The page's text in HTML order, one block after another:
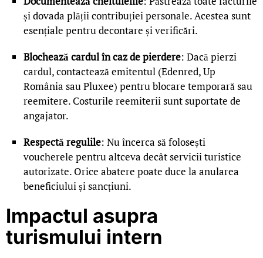
și dovada plății contribuției personale. Acestea sunt
esențiale pentru decontare și verificări.
Blochează cardul în caz de pierdere: Dacă pierzi
cardul, contactează emitentul (Edenred, Up
România sau Pluxee) pentru blocare temporară sau
reemitere. Costurile reemiterii sunt suportate de
angajator.
Respectă regulile: Nu încerca să folosești
voucherele pentru altceva decât servicii turistice
autorizate. Orice abatere poate duce la anularea
beneficiului și sancțiuni.
Impactul asupra
turismului intern